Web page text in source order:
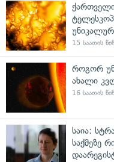
15 საათის წინ
როგორ
ახალი
16 საათის წინ
საია:
საქმეზე